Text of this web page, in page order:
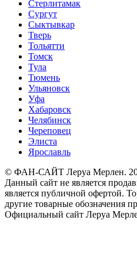
Стерлитамак
Сургут
Сыктывкар
Тверь
Тольятти
Томск
Тула
Тюмень
Ульяновск
Уфа
Хабаровск
Челябинск
Череповец
Элиста
Ярославль
© ФАН-САЙТ Леруа Мерлен.
Данный сайт не является
является публичной офертой.
другие товарные обозначения
Официальный сайт Леруа